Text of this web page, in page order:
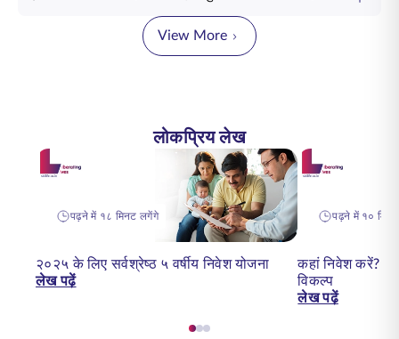
View More
लोकप्रिय लेख
पढ़ने में १८ मिनट लगेंगे
२०२५ के लिए सर्वश्रेष्ठ ५ वर्षीय निवेश योजना
लेख पढ़ें
पढ़ने में १०
कहां निवेश करें?
विकल्प
लेख पढ़ें